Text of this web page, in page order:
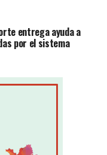
entrega ayuda a
por el sistema